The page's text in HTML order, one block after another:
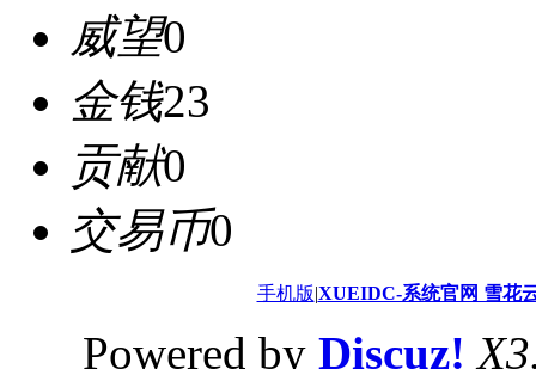
威望0
金钱23
贡献0
交易币0
手机版|XUEIDC-系统官网 雪花
Powered by Discuz!